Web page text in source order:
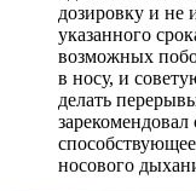
дозировку и не
указанного
возможных
в носу, и
делать
зарекомендовал
носового